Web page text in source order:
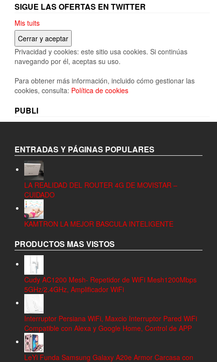
SIGUE LAS OFERTAS EN TWITTER
Mis tuits
Privacidad y cookies: este sitio usa cookies. Si continúas
navegando por él, aceptas su uso.
Para obtener más información, incluido cómo gestionar las
cookies, consulta: Política de cookies
PUBLI
ENTRADAS Y PÁGINAS POPULARES
LA REALIDAD DEL ROUTER 4G DE MOVISTAR –
CUIDADO
KAMTRON LA MEJOR BASCULA INTELIGENTE
PRODUCTOS MAS VISTOS
Cudy AC1200 Mesh- Repetidor de WiFi Mesh1200Mbps
5GHz/2.4GHz, Amplificador WiFi
Interruptor Persiana WiFi, Maxcio Interruptor Pared WiFi
Compatible con Alexa y Google Home, Control de APP
LeYi Funda Samsung Galaxy A20e Armor Carcasa con